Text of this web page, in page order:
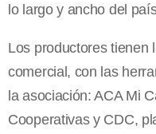
lo largo y ancho del
Los productores tienen
comercial, con las
la asociación: ACA Mi
Cooperativas y CDC,